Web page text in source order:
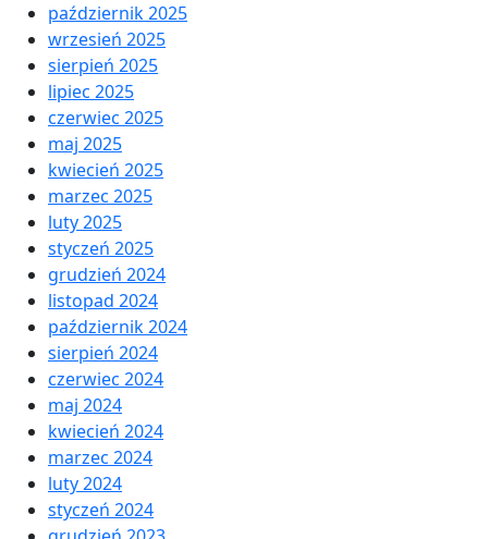
październik 2025
wrzesień 2025
sierpień 2025
lipiec 2025
czerwiec 2025
maj 2025
kwiecień 2025
marzec 2025
luty 2025
styczeń 2025
grudzień 2024
listopad 2024
październik 2024
sierpień 2024
czerwiec 2024
maj 2024
kwiecień 2024
marzec 2024
luty 2024
styczeń 2024